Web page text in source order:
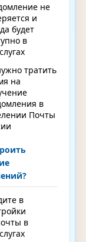
не
и
будет
в
тратить
на
в
Почты
в
в